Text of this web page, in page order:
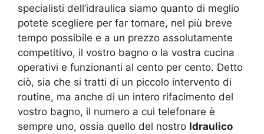
specialisti dell’idraulica siamo quanto di meglio
potete scegliere per far tornare, nel più breve
tempo possibile e a un prezzo assolutamente
competitivo, il vostro bagno o la vostra cucina
operativi e funzionanti al cento per cento. Detto
ciò, sia che si tratti di un piccolo intervento di
routine, ma anche di un intero rifacimento del
vostro bagno, il numero a cui telefonare è
sempre uno, ossia quello del nostro Idraulico